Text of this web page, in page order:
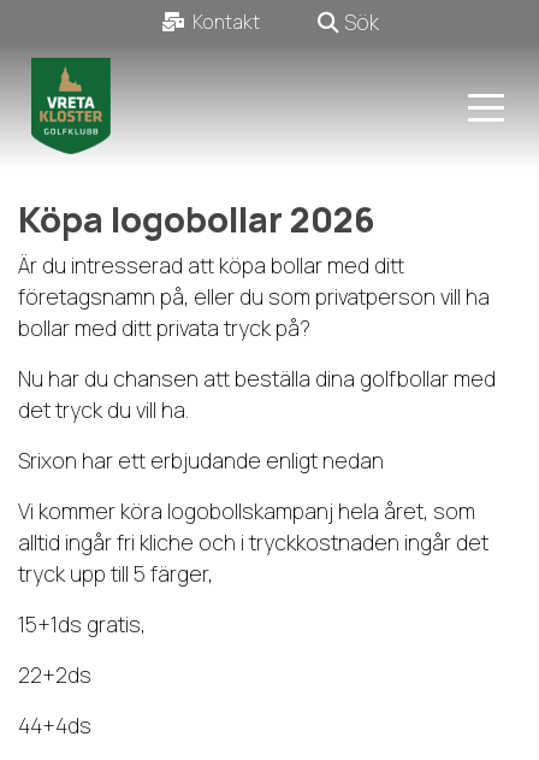
Kontakt Sök
Köpa logobollar 2026
Är du intresserad att köpa bollar med ditt
företagsnamn på, eller du som privatperson vill ha
bollar med ditt privata tryck på?
Nu har du chansen att beställa dina golfbollar med
det tryck du vill ha.
Srixon har ett erbjudande enligt nedan
Vi kommer köra logobollskampanj hela året, som
alltid ingår fri kliche och i tryckkostnaden ingår det
tryck upp till 5 färger,
15+1ds gratis,
22+2ds
44+4ds